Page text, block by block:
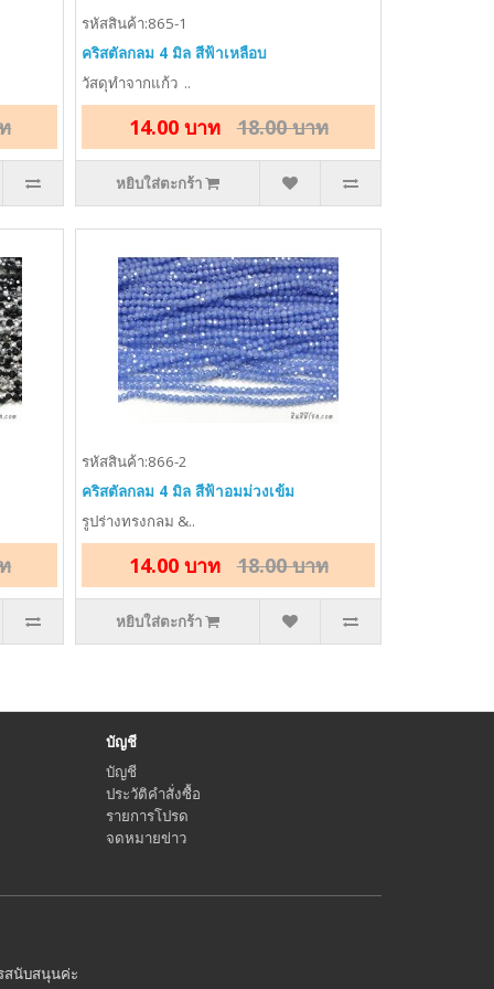
รหัสสินค้า:865-1
คริสตัลกลม 4 มิล สีฟ้าเหลือบ
วัสดุทำจากแก้ว ..
14.00 บาท 18.00 บาท
หยิบใส่ตะกร้า
รหัสสินค้า:866-2
คริสตัลกลม 4 มิล สีฟ้าอมม่วงเข้ม
รูปร่างทรงกลม &..
14.00 บาท 18.00 บาท
หยิบใส่ตะกร้า
บัญชี
บัญชี
ประวัติคำสั่งซื้อ
รายการโปรด
จดหมายข่าว
สนับสนุนค่ะ